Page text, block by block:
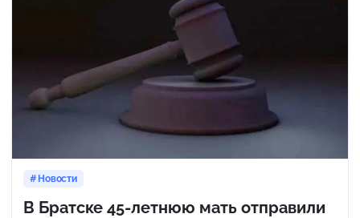
Новости
В Братске 45-летнюю мать отправили